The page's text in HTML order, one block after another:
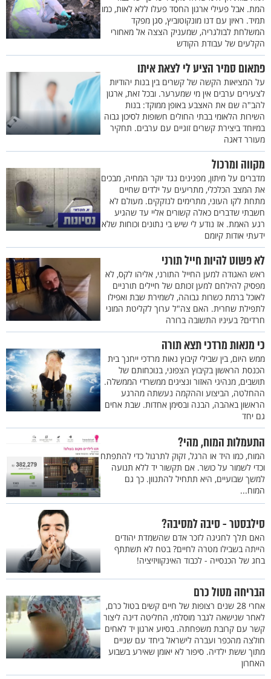
המת. אבל פעילי ארגון החסד פעלו ללא לאות, כמו
תמיד. ראיון עם דנו מונקוטוביץ, סגן מפקד
המשלחת לבולגריה, שמעניק הצצה אל מאחורי
הקלעים של עבודת הקודש
פתאום סמיר הציע לי לצאת איתו
על המציאות הקשה של קשרים בין בנות יהודיות
לצעירים ערבים אין מי שמערער. ובכל זאת, ארגון
להב"ה שם את האצבע באופן ממוקד: בנות
השירות הלאומי בבתי החולים חשופות לסיכון גבוה
במיוחד ביצירת קשרים זוגיים עם ערבים. תחקיר
מעורר דאגה
מקווה ומרכול
מדברים על מיתון, מפגינים נגד יוקר המחיה, מבכים
את המצב הכלכלי, מתריעים על ילדים שחיים
מתחת לקו העוני, מתרימים לנזקקים. מעולם לא
חשבתי שדברים כאלה קשורים אליי עד שהגיע
רגע האמת. אז נודע לי שיש בי נתונים וכוחות שלא
ידעתי אודות קיומם
לא פשוט להיות חייל תורני
ראש האגודה למען החייל התורני, אליהו לקס, לא
מפסיק להילחם למען זכותם של חיילים תורניים
לאוכל ברמת כשרות גבוהה, לשמירת שבת ואפילו
לתפילת שחרית. האם צה"ל ערוך לקליטת המוני
חרדים? בעיניו התשובה ברורה
כי מנאות מרדכי תצא תורה
ממש היום, בין שבילי קיבוץ נאות מרדכי ייחנך בית
הכנסת הראשון בקיבוץ הצפוני, בנוכחותם של
תושבים, מנהיגי האזור ונציגים ממשרדי הממשלה.
ההחלטה, הביצוע וההקמה נעשתה מהרגע
הראשון באהבה, הבנה ובסימן אחדות. שבת אחים
גם יחד
התעמלות המוח, מהי?
המוח, כמו היד או הרגל, זקוק לתרגול כדי להתפתח
וכדי לשמור על כושר. אם תקשור יד ללא תנועה
למשך שבועיים, היא תתחיל להתנוון. כך גם
המוח...
סילבסטר - סיבה למסיבה?
האם תלך לחגיגה לזכר אדם שהשמדת יהודים
הייתה בשבילו מטרה לחיים? בטח לא תשתתף
בחג של הכנסייה - לכבוד האינקוויזיציה!
הבריחה מטול כרם
אחרי 28 שנים רצופות של חיים קשים בטול כרם,
לאחר שנישאה לגבר מוסלמי, החליטה דינה ליצור
קשר עם קרובת משפחתה. בסיוע ארגון יד לאחים
חולצה מהכפר ועברה לישראל ביחד עם שניים
מתוך ששת ילדיה. סיפור לא יאומן שאירע בשבוע
האחרון